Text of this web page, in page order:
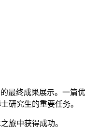
最终成果展示。一篇
研究生的重要任务。
旅中获得成功。